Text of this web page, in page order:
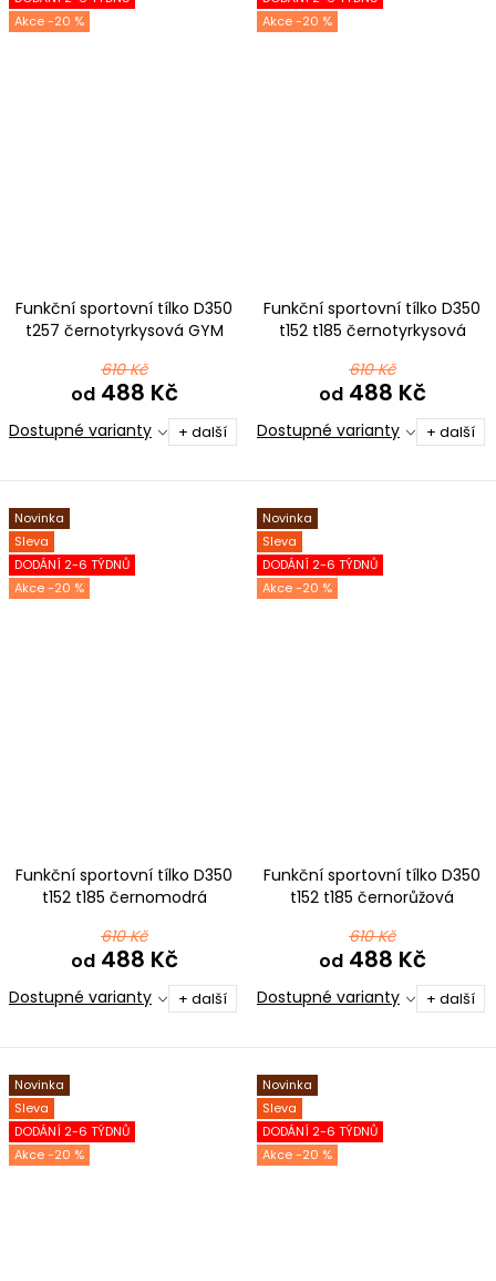
-20 %
Funkční sportovní tílko D350
t257 černotyrkysová GYM
610 Kč
od488 Kč
Dostupné varianty + další
-20 %
Funkční sportovní tílko D350
t152 t185 černotyrkysová
610 Kč
od488 Kč
Dostupné varianty + další
Novinka
Sleva
DODÁNÍ 2-6 TÝDNŮ
-20 %
Funkční sportovní tílko D350
t152 t185 černomodrá
610 Kč
od488 Kč
Dostupné varianty + další
Novinka
Sleva
DODÁNÍ 2-6 TÝDNŮ
-20 %
Funkční sportovní tílko D350
t152 t185 černorůžová
610 Kč
od488 Kč
Dostupné varianty + další
Novinka
Sleva
DODÁNÍ 2-6 TÝDNŮ
-20 %
Novinka
Sleva
DODÁNÍ 2-6 TÝDNŮ
-20 %